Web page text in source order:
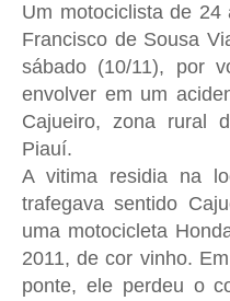
Um motociclista de 24
Francisco de Sousa
sábado (10/11), por
envolver em um
Cajueiro, zona rural
Piauí.
A vitima residia na
trafegava sentido
uma motocicleta
2011, de cor vinho.
ponte, ele perdeu o